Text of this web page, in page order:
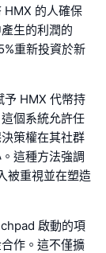
HMX 的人確保
生的利潤的
重新投資於新
予 HMX 代幣持
個系統允許任
策權在其社群
這種方法強調
被重視並在塑造
啟動的項
作。這不僅擴